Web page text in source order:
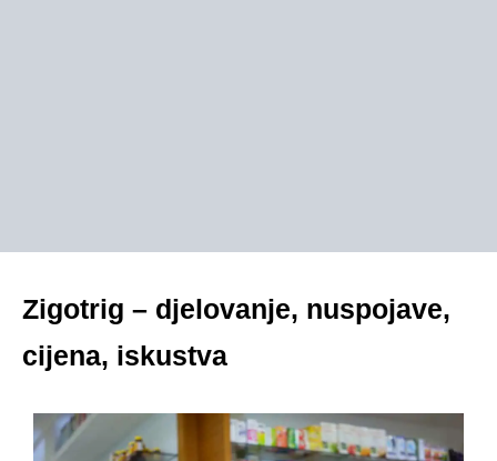
Zigotrig – djelovanje, nuspojave,
cijena, iskustva